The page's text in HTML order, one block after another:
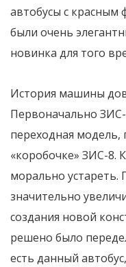
автобусы с
были очень
новинка для того
История машины
Первоначально
переходная
«коробочке» ЗИС-8.
морально устареть.
значительно
создания новой
решено было
есть данный